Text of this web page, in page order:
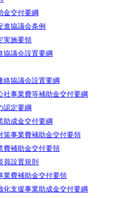
金交付要綱
進協議会条例
実施要領
協議会設置要綱
絡協議会設置要綱
事業費等補助金交付要綱
認定要綱
助成金交付要綱
策事業費補助金交付要領
費補助金交付要領
員設置規則
業費補助金交付要領
支援事業助成金交付要綱